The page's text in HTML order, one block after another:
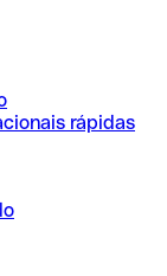
rápidas